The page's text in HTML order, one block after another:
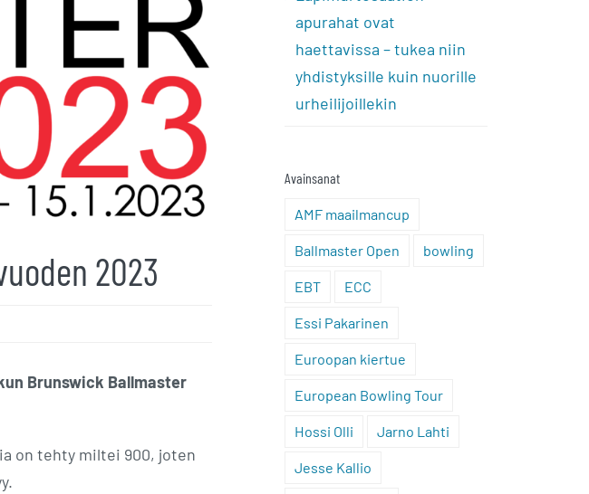
2023
Brunswick Ballmaster
on tehty miltei 900, joten
apurahat ovat
haettavissa – tukea niin
yhdistyksille kuin nuorille
urheilijoillekin
Avainsanat
AMF maailmancup
Ballmaster Open bowling
EBT ECC
Essi Pakarinen
Euroopan kiertue
European Bowling Tour
Hossi Olli Jarno Lahti
Jesse Kallio